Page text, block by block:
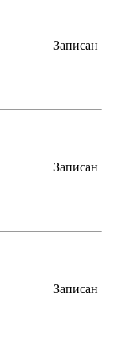
Записан
Записан
Записан